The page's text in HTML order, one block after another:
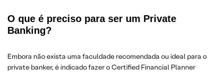
O que é preciso para ser um Private
Banking?
Embora não exista uma faculdade recomendada ou ideal para o
private banker, é indicado fazer o Certified Financial Planner